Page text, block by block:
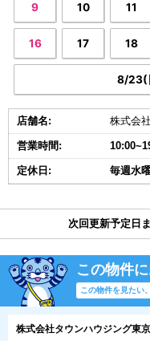
9 10 11
16 17 18
8/23(
店舗名: 株式会
営業時間:
定休日: 毎週水
次回更新予定日
この物件
この物件を見たい
株式会社タウンハウジング東